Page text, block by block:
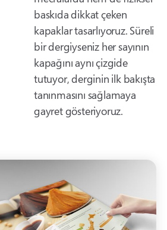
baskıda dikkat çeken
kapaklar tasarlıyoruz. Süreli
bir dergiyseniz her sayının
kapağını aynı çizgide
tutuyor, derginin ilk bakışta
tanınmasını sağlamaya
gayret gösteriyoruz.